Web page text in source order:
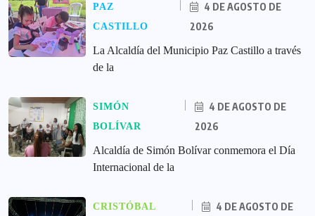
PAZ
CASTILLO
4 DE AGOSTO DE
2026
La Alcaldía del Municipio Paz Castillo a través
de la
SIMÓN
BOLÍVAR
4 DE AGOSTO DE
2026
Alcaldía de Simón Bolívar conmemora el Día
Internacional de la
CRISTÓBAL
4 DE AGOSTO DE